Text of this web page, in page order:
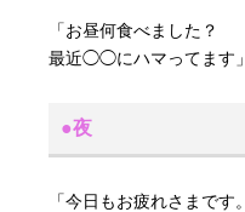
「お昼何食べました？
最近◯◯にハマってます」
●夜
「今日もお疲れさまです。